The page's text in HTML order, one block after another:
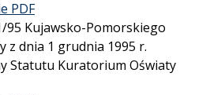
PDF
95 Kujawsko-Pomorskiego
z dnia 1 grudnia 1995 r.
Statutu Kuratorium Oświaty